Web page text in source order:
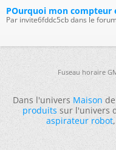
POurquoi mon compteur
Par invite6fddc5cb dans le
Fuseau horaire
Dans l'universMaisonde
produitssur l'univers
aspirateur robot